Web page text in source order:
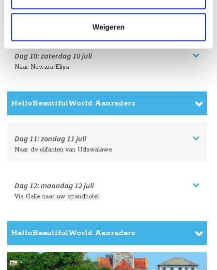
Weigeren
Dag 10:zaterdag 10 juli
Naar Nuwara Eliya
HelloBeautifulWorld Aanraders
Dag 11:zondag 11 juli
Naar de olifanten van Udawalawe
Dag 12:maandag 12 juli
Via Galle naar uw strandhotel
HelloBeautifulWorld Aanraders